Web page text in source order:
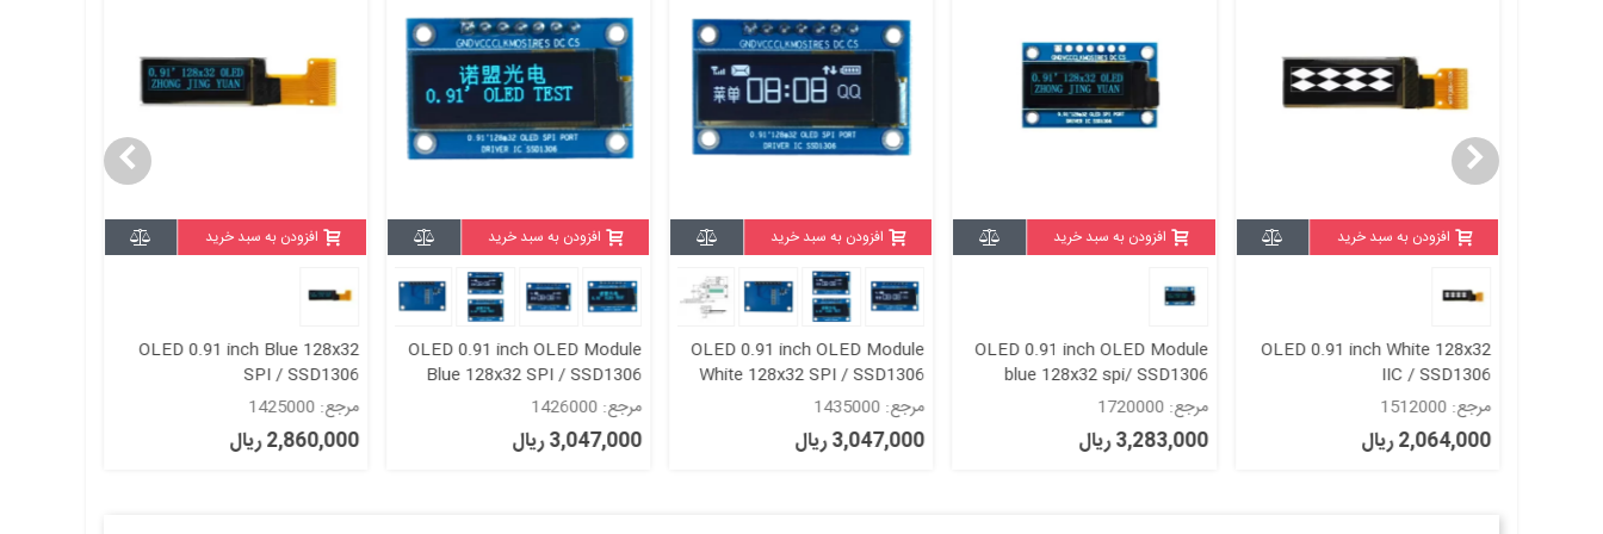
افزودن به سبد خرید
OLED 0.91 inch White 128x32
IIC / SSD1306
مرجع: 1512000
2,064,000 ریال
افزودن به سبد خرید
OLED 0.91 inch OLED Module
blue 128x32 spi/ SSD1306
مرجع: 1720000
3,283,000 ریال
افزودن به سبد خرید
OLED 0.91 inch OLED Module
White 128x32 SPI / SSD1306
مرجع: 1435000
3,047,000 ریال
افزودن به سبد خرید
OLED 0.91 inch OLED Module
Blue 128x32 SPI / SSD1306
مرجع: 1426000
3,047,000 ریال
افزودن به سبد خرید
OLED 0.91 inch Blue 128x32
SPI / SSD1306
مرجع: 1425000
2,860,000 ریال